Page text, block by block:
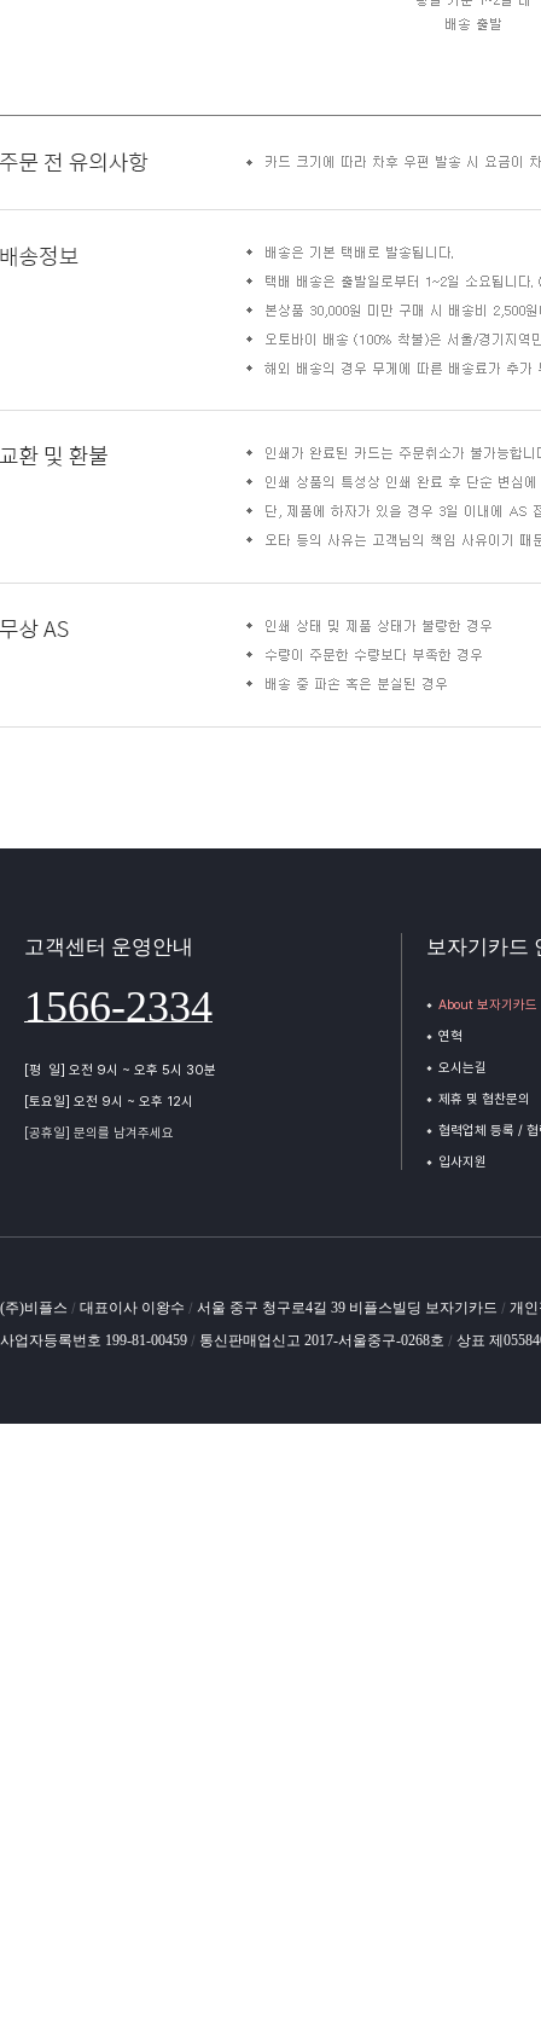
고객센터 운영안내
1566-2334
[평 일] 오전 9시 ~ 오후 5시 30분
[토요일] 오전 9시 ~ 오후 12시
[공휴일] 문의를 남겨주세요
보자기카드
About 보자기카드
연혁
오시는길
제휴 및 협찬문의
협력업체 등록 /
입사지원
(주)비플스 / 대표이사 이왕수 / 서울 중구 청구로4길 39 비플스빌딩 보자기카드 / 개
사업자등록번호 199-81-00459 / 통신판매업신고 2017-서울중구-0268호 / 상표 제